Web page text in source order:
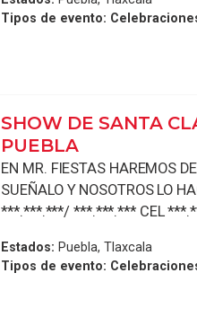
Tipos de evento:
SHOW DE SANTA
PUEBLA
EN MR. FIESTAS HAREMOS
SUEÑALO Y NOSOTROS LO
***.***.***/ ***.***.*** CEL
Estados: Puebla, Tlaxcala
Tipos de evento: